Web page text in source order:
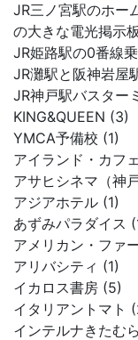
JR三ノ宮駅のホー
の大きな電光掲示
JR姫路駅の0番線
JR灘駅と阪神岩屋
JR神戸駅バスター
KING&QUEEN (3)
YMCA予備校 (1)
アイランド・カフ
アサヒシネマ（神
アジアホテル (1)
あずみパラダイス
アメリカン・ファ
アリバシティ (1)
イカロス書房 (5)
イタリアントマト
インテルナきたむ